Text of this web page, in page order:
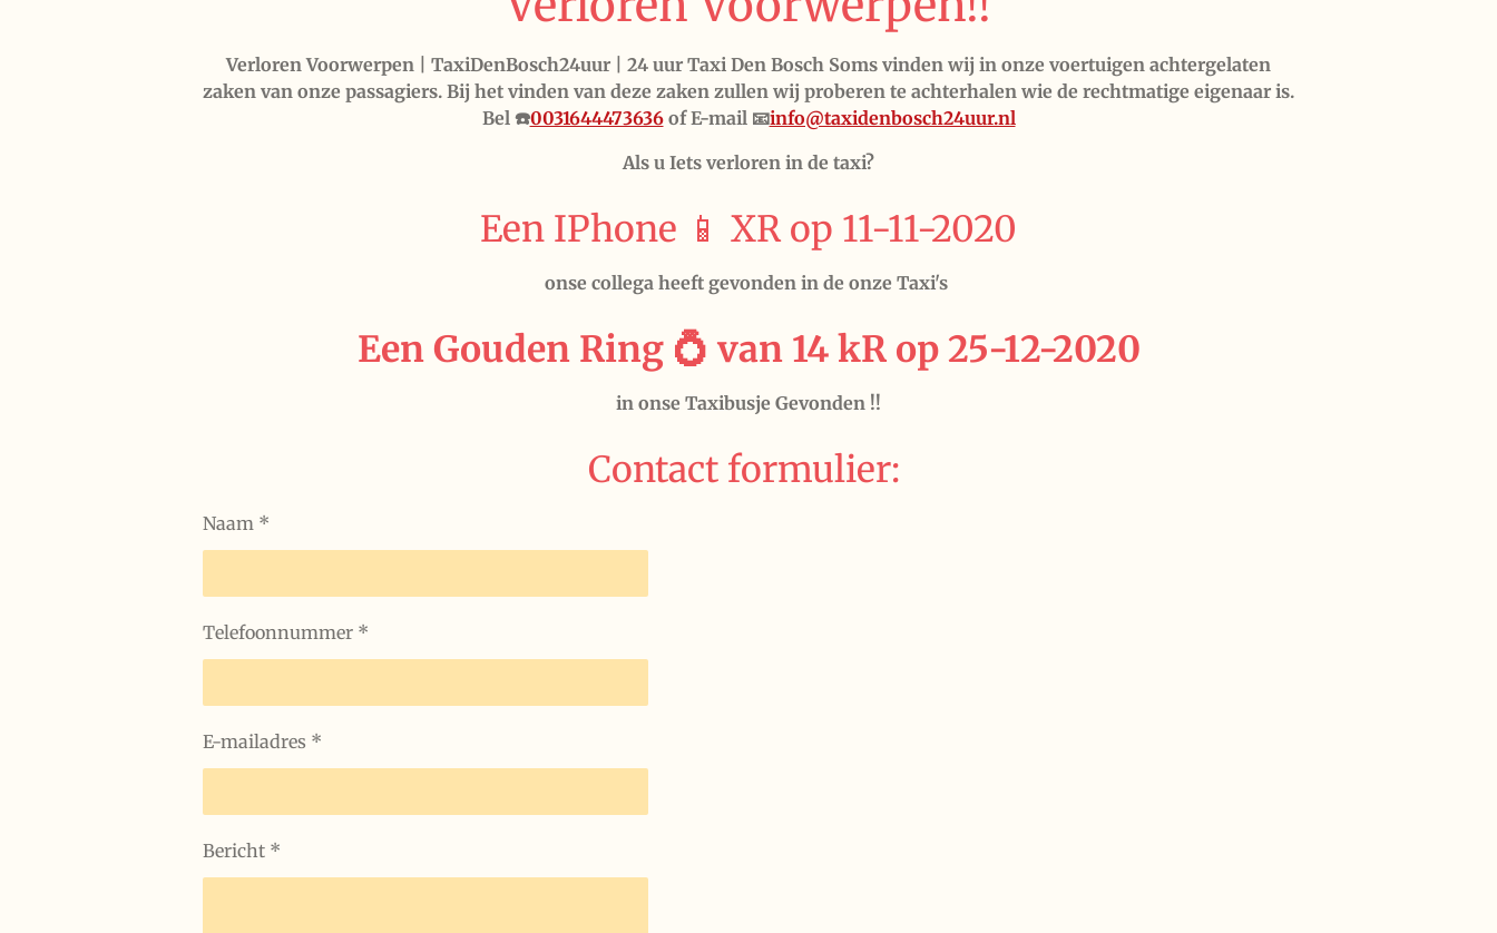
Verloren Voorwerpen | TaxiDenBosch24uur | 24 uur Taxi Den Bosch Soms vinden wij in onze voertuigen achtergelaten
zaken van onze passagiers. Bij het vinden van deze zaken zullen wij proberen te achterhalen wie de rechtmatige eigenaar is.
Bel ☎️0031644473636of E-mail 📧info@taxidenbosch24uur.nl
Als u Iets verloren in de taxi?
Een IPhone 📱 XR op 11-11-2020
onse collega heeft gevonden in de onze Taxi's
Een Gouden Ring 💍 van 14 kR op 25-12-2020
in onse Taxibusje Gevonden !!
Contact formulier:
Naam *
Telefoonnummer *
E-mailadres *
Bericht *